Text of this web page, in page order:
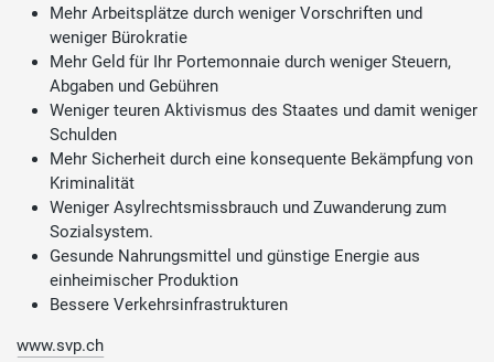
Mehr Arbeitsplätze durch weniger Vorschriften und
weniger Bürokratie
Mehr Geld für Ihr Portemonnaie durch weniger Steuern,
Abgaben und Gebühren
Weniger teuren Aktivismus des Staates und damit weniger
Schulden
Mehr Sicherheit durch eine konsequente Bekämpfung von
Kriminalität
Weniger Asylrechtsmissbrauch und Zuwanderung zum
Sozialsystem.
Gesunde Nahrungsmittel und günstige Energie aus
einheimischer Produktion
Bessere Verkehrsinfrastrukturen
www.svp.ch